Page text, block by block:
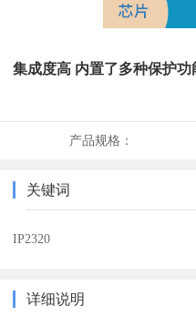
集成度高 内置了多种保护功
产品规格：
关键词
IP2320
详细说明